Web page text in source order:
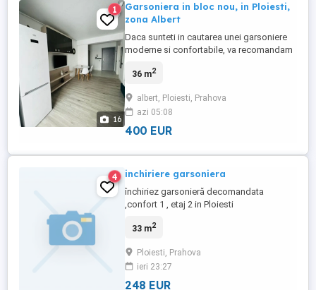
16
1
Garsoniera in bloc nou, in Ploiesti,
zona Albert
Daca sunteti in cautarea unei garsoniere
moderne si confortabile, va recomandam
garsoniera situata intr-un bloc nou, cu
Garsoniera are o suprafata utila de 36 mp
si este compusa dintr-o camera
spatioasa, o bucatarie deschisa, o baie ...
36 m2
albert, Ploiesti, Prahova
azi 05:08
400 EUR
4 inchiriere garsoniera
închiriez garsonieră decomandata
,confort 1 , etaj 2 in Ploiesti
33 m2
Ploiesti, Prahova
ieri 23:27
248 EUR